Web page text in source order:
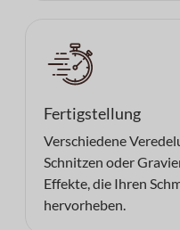
Fertigstellung
Verschiedene
Schnitzen oder
Effekte, die Ihren
hervorheben.